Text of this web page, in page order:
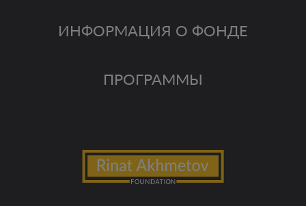
ИНФОРМАЦИЯ О ФОНДЕ
ПРОГРАММЫ